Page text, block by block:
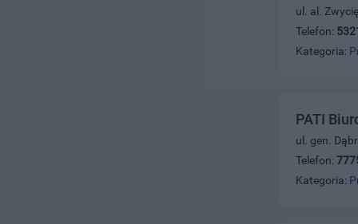
ul. al.
Telefon:
Kategoria:
PATI
ul. gen.
Telefon:
Kategoria: